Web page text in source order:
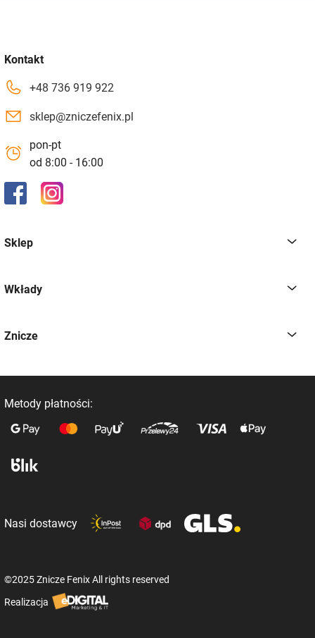
Kontakt
+48 736 919 922
sklep@zniczefenix.pl
pon-pt
od 8:00 - 16:00
Sklep
Wkłady
Znicze
Metody płatności:
Nasi dostawcy
©2025 Znicze Fenix All rights reserved
Realizacja